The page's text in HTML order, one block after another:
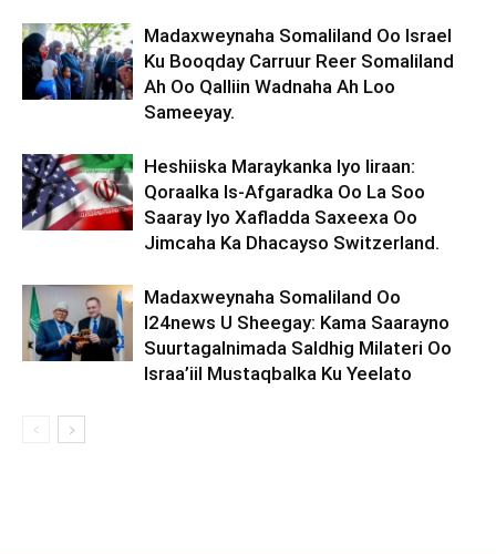
Madaxweynaha Somaliland Oo Israel
Ku Booqday Carruur Reer Somaliland
Ah Oo Qalliin Wadnaha Ah Loo
Sameeyay.
Heshiiska Maraykanka Iyo Iiraan:
Qoraalka Is-Afgaradka Oo La Soo
Saaray Iyo Xafladda Saxeexa Oo
Jimcaha Ka Dhacayso Switzerland.
Madaxweynaha Somaliland Oo
I24news U Sheegay: Kama Saarayno
Suurtagalnimada Saldhig Milateri Oo
Israa’iil Mustaqbalka Ku Yeelato